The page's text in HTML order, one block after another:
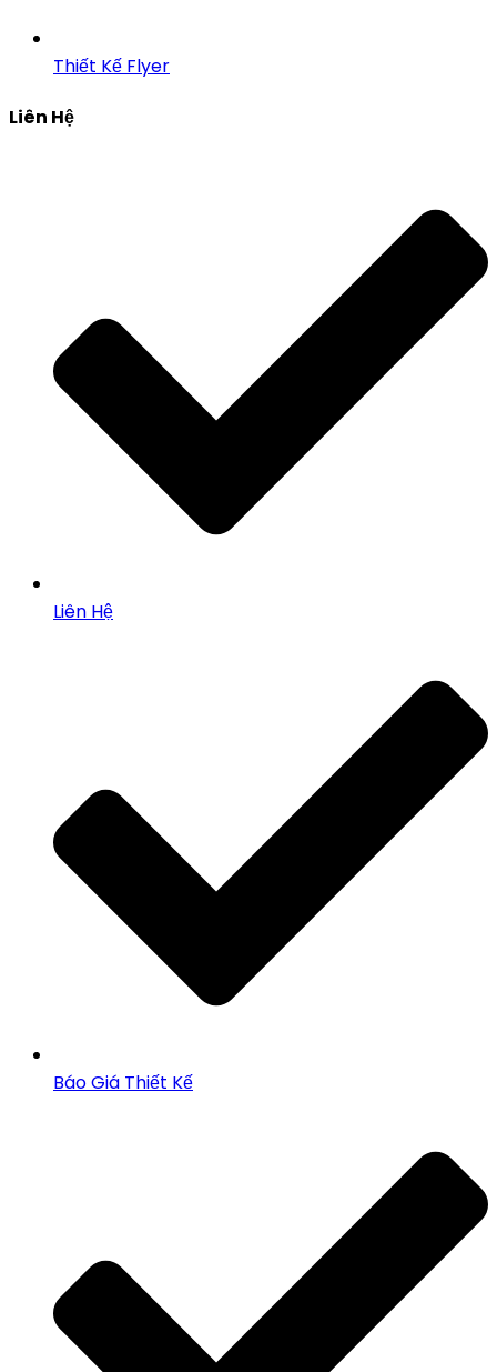
Thiết Kế Flyer
Liên Hệ
Liên Hệ
Báo Giá Thiết Kế